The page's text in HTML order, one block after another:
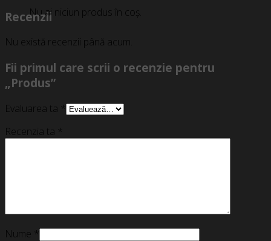
Nu ai niciun produs în coș.
Recenzii
Nu există recenzii până acum.
Fii primul care scrii o recenzie pentru
„Produs”
Evaluarea ta *
Recenzia ta *
Nume *